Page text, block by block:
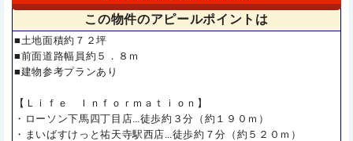
この物件のアピールポイントは
■土地面積約７２坪
■前面道路幅員約５．８ｍ
■建物参考プランあり
【Ｌｉｆｅ Ｉｎｆｏｒｍａｔｉｏｎ】
・ローソン下馬四丁目店…徒歩約３分（約１９０ｍ）
・まいばすけっと祐天寺駅西店…徒歩約７分（約５２０ｍ）